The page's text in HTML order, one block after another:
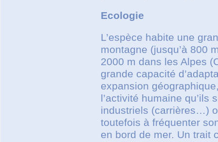
Ecologie
L’espèce habite une
montagne (jusqu’à 800
2000 m dans les Alpes
grande capacité
expansion
l’activité humaine
industriels (carrières…)
toutefois à fréquenter
en bord de mer. Un trait